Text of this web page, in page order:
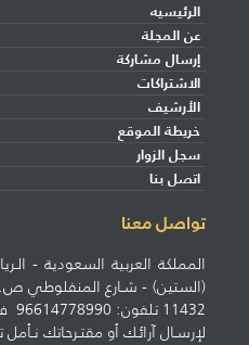
الرئيسيه
عن المجلة
إرسال مشاركة
الاشتراكات
الأرشيف
خريطة الموقع
سجل الزوار
اتصل بنا
تواصل معنا
المملكة العربية السعودية -
11432 تلفون: 96614778990 فاكس : 96614766464
لإرسـال آرائـك أو مقتـرحاتك نـأمل